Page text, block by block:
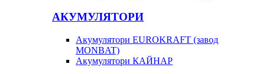
АКУМУЛЯТОРИ
Акумулятори EUROKRAFT (завод
MONBAT)
Акумулятори КАЙНАР